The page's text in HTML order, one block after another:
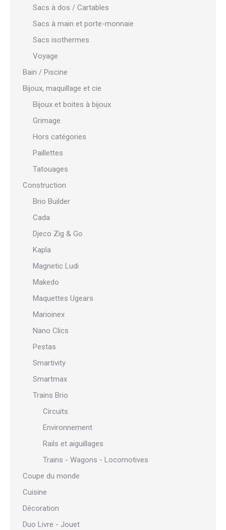
Sacs à dos / Cartables
Sacs à main et porte-monnaie
Sacs isothermes
Voyage
Bain / Piscine
Bijoux, maquillage et cie
Bijoux et boites à bijoux
Grimage
Hors catégories
Paillettes
Tatouages
Construction
Brio Builder
Cada
Djeco Zig & Go
Kapla
Magnetic Ludi
Makedo
Maquettes Ugears
Marioinex
Nano Clics
Pestas
Smartivity
Smartmax
Trains Brio
Circuits
Environnement
Rails et aiguillages
Trains - Wagons - Locomotives
Coupe du monde
Cuisine
Décoration
Duo Livre - Jouet